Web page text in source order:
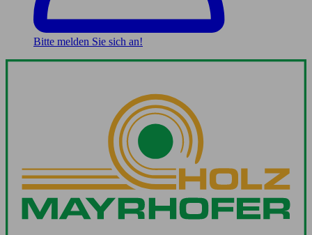
Bitte melden Sie sich an!